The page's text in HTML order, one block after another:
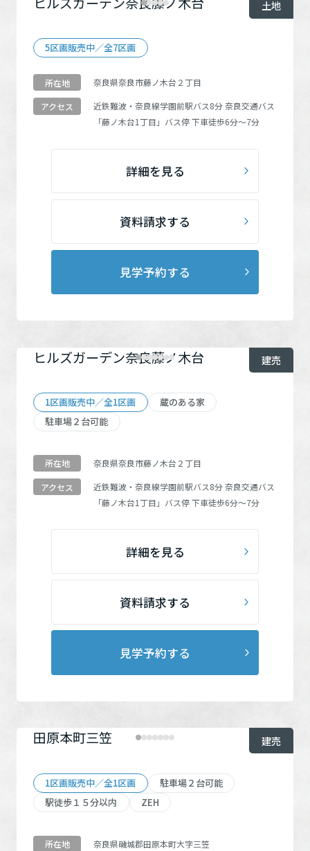
土地
5区画販売中／全7区画
所在地 奈良県奈良市藤ノ木台２丁目
アクセス 近鉄難波・奈良線学園前駅バス8分 奈良交通バス
「藤ノ木台1丁目」 バス停 下車徒歩6分～7分
詳細を見る
資料請求する
見学予約する
建売
ヒルズガーデン奈良藤ノ木台
1区画販売中／全1区画
蔵のある家
駐車場２台可能
所在地 奈良県奈良市藤ノ木台２丁目
アクセス 近鉄難波・奈良線学園前駅バス8分 奈良交通バス
「藤ノ木台1丁目」 バス停 下車徒歩6分～7分
詳細を見る
資料請求する
見学予約する
建売
田原本町三笠
1区画販売中／全1区画
駐車場２台可能
駅徒歩１５分以内
ZEH
所在地 奈良県磯城郡田原本町大字三笠